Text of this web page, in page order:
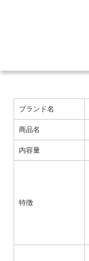
ブランド名
商品名
内容量
特徴